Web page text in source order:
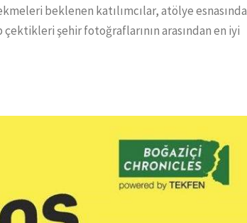
beklenen katılımcılar, atölye esnasında
çektikleri şehir fotoğraflarının arasından en iyi